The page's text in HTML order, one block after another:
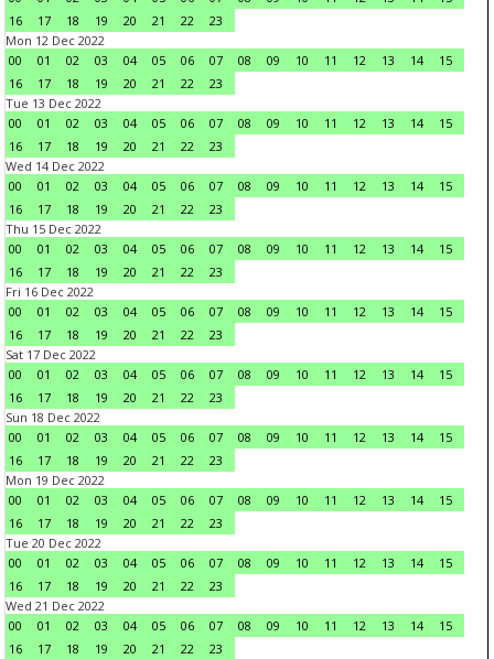
16
17 18 19 20 21 22
23
Mon 12 Dec 2022
00
01 02 03 04 05 06 07 08 09 10 11 12 13 14
15
16
17 18 19 20 21 22
23
Tue 13 Dec 2022
00
01 02 03 04 05 06 07 08 09 10 11 12 13 14
15
16
17 18 19 20 21 22
23
Wed 14 Dec 2022
00
01 02 03 04 05 06 07 08 09 10 11 12 13 14
15
16
17 18 19 20 21 22
23
Thu 15 Dec 2022
00
01 02 03 04 05 06 07 08 09 10 11 12 13 14
15
16
17 18 19 20 21 22
23
Fri 16 Dec 2022
00
01 02 03 04 05 06 07 08 09 10 11 12 13 14
15
16
17 18 19 20 21 22
23
Sat 17 Dec 2022
00
01 02 03 04 05 06 07 08 09 10 11 12 13 14
15
16
17 18 19 20 21 22
23
Sun 18 Dec 2022
00
01 02 03 04 05 06 07 08 09 10 11 12 13 14
15
16
17 18 19 20 21 22
23
Mon 19 Dec 2022
00
01 02 03 04 05 06 07 08 09 10 11 12 13 14
15
16
17 18 19 20 21 22
23
Tue 20 Dec 2022
00
01 02 03 04 05 06 07 08 09 10 11 12 13 14
15
16
17 18 19 20 21 22
23
Wed 21 Dec 2022
00
01 02 03 04 05 06 07 08 09 10 11 12 13 14
15
16
17 18 19 20 21 22
23